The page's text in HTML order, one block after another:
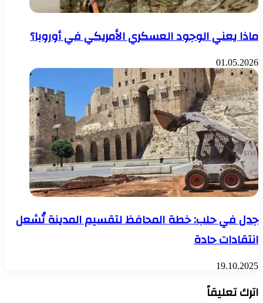
ماذا يعني الوجود العسكري الأمريكي في أوروبا؟
01.05.2026
جدل في حلب: خطة المحافظ لتقسيم المدينة تُشعل
انتقادات حادة
19.10.2025
اترك تعليقاً